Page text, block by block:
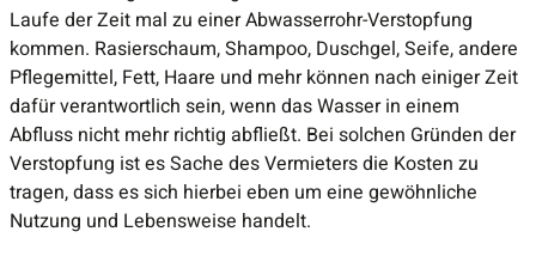
Laufe der Zeit mal zu einer Abwasserrohr-Verstopfung
kommen. Rasierschaum, Shampoo, Duschgel, Seife, andere
Pflegemittel, Fett, Haare und mehr können nach einiger Zeit
dafür verantwortlich sein, wenn das Wasser in einem
Abfluss nicht mehr richtig abfließt. Bei solchen Gründen der
Verstopfung ist es Sache des Vermieters die Kosten zu
tragen, dass es sich hierbei eben um eine gewöhnliche
Nutzung und Lebensweise handelt.